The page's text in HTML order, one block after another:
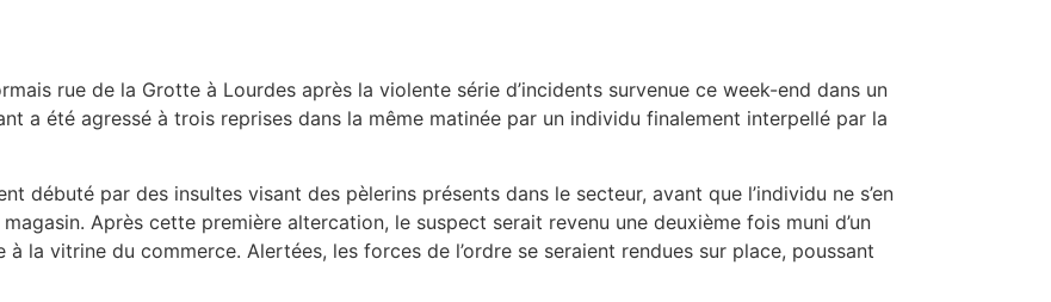
rue de la Grotte à Lourdes après la violente série d’incidents survenue ce week-end dans un
a été agressé à trois reprises dans la même matinée par un individu finalement interpellé par la
débuté par des insultes visant des pèlerins présents dans le secteur, avant que l’individu ne s’en
Après cette première altercation, le suspect serait revenu une deuxième fois muni d’un
la vitrine du commerce. Alertées, les forces de l’ordre se seraient rendues sur place, poussant